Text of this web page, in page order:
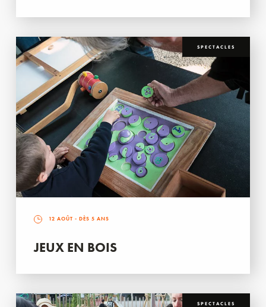
SPECTACLES
12 AOÛT - DÈS 5 ANS
JEUX EN BOIS
SPECTACLES